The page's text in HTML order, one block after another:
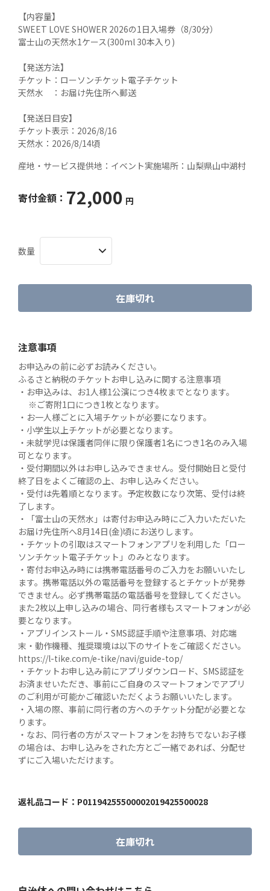
【内容量】
SWEET LOVE SHOWER 2026の1日入場券（8/30分）
富士山の天然水1ケース(300ml 30本入り)
【発送方法】
チケット：ローソンチケット電子チケット
天然水　：お届け先住所へ郵送
【発送日目安】
チケット表示：2026/8/16
天然水：2026/8/14頃
産地・サービス提供地： イベント実施場所：山梨県山中湖村
寄付金額： 72,000 円
数量
在庫切れ
注意事項
お申込みの前に必ずお読みください。
ふるさと納税のチケットお申し込みに関する注意事項
・お申込みは、お1人様1公演につき4枚までとなります。
※ご寄附1口につき1枚となります。
・お一人様ごとに入場チケットが必要になります。
・小学生以上チケットが必要となります。
・未就学児は保護者同伴に限り保護者1名につき1名のみ入場
可となります。
・受付期間以外はお申し込みできません。受付開始日と受付
終了日をよくご確認の上、お申し込みください。
・受付は先着順となります。予定枚数になり次第、受付は終
了します。
・「富士山の天然水」は寄付お申込み時にご入力いただいた
お届け先住所へ8月14日(金)頃にお送りします。
・チケットの引取はスマートフォンアプリを利用した「ロー
ソンチケット電子チケット」のみとなります。
・寄付お申込み時には携帯電話番号のご入力をお願いいたし
ます。携帯電話以外の電話番号を登録するとチケットが発券
できません。必ず携帯電話の電話番号を登録してください。
また2枚以上申し込みの場合、同行者様もスマートフォンが必
要となります。
・アプリインストール・SMS認証手順や注意事項、対応端
末・動作機種、推奨環境は以下のサイトをご確認ください。
https://l-tike.com/e-tike/navi/guide-top/
・チケットお申し込み前にアプリダウンロード、SMS認証を
お済ませいただき、事前にご自身のスマートフォンでアプリ
のご利用が可能かご確認いただくようお願いいたします。
・入場の際、事前に同行者の方へのチケット分配が必要とな
ります。
・なお、同行者の方がスマートフォンをお持ちでないお子様
の場合は、お申し込みをされた方とご一緒であれば、分配せ
ずにご入場いただけます。
返礼品コード： P01194255500002019425500028
在庫切れ